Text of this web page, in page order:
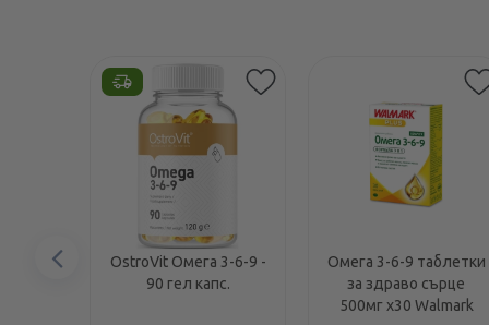
OstroVit Омега 3-6-9 -
90 гел капс.
Омега 3-6-9 таблетки
за здраво сърце
500мг х30 Walmark
Предишен
елемент